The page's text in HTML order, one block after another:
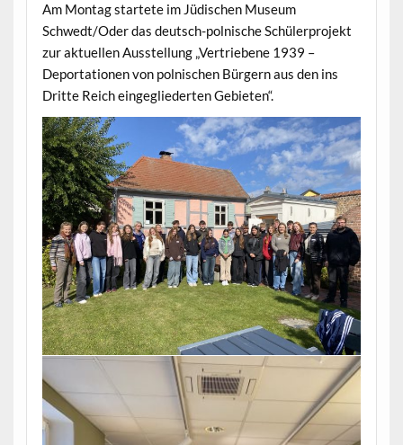
Am Montag startete im Jüdischen Museum
Schwedt/Oder das deutsch-polnische Schülerprojekt
zur aktuellen Ausstellung „Vertriebene 1939 –
Deportationen von polnischen Bürgern aus den ins
Dritte Reich eingegliederten Gebieten“.